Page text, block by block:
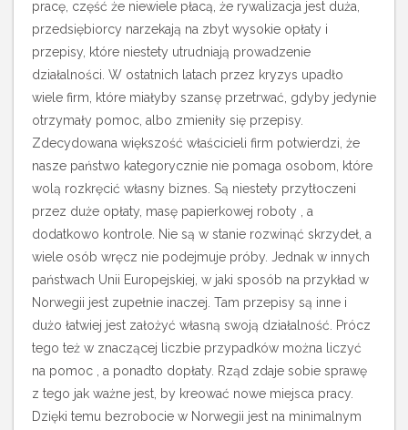
pracę, część że niewiele płacą, że rywalizacja jest duża,
przedsiębiorcy narzekają na zbyt wysokie opłaty i
przepisy, które niestety utrudniają prowadzenie
działalności. W ostatnich latach przez kryzys upadło
wiele firm, które miałyby szansę przetrwać, gdyby jedynie
otrzymały pomoc, albo zmieniły się przepisy.
Zdecydowana większość właścicieli firm potwierdzi, że
nasze państwo kategorycznie nie pomaga osobom, które
wolą rozkręcić własny biznes. Są niestety przytłoczeni
przez duże opłaty, masę papierkowej roboty , a
dodatkowo kontrole. Nie są w stanie rozwinąć skrzydeł, a
wiele osób wręcz nie podejmuje próby. Jednak w innych
państwach Unii Europejskiej, w jaki sposób na przykład w
Norwegii jest zupełnie inaczej. Tam przepisy są inne i
dużo łatwiej jest założyć własną swoją działalność. Prócz
tego też w znaczącej liczbie przypadków można liczyć
na pomoc , a ponadto dopłaty. Rząd zdaje sobie sprawę
z tego jak ważne jest, by kreować nowe miejsca pracy.
Dzięki temu bezrobocie w Norwegii jest na minimalnym